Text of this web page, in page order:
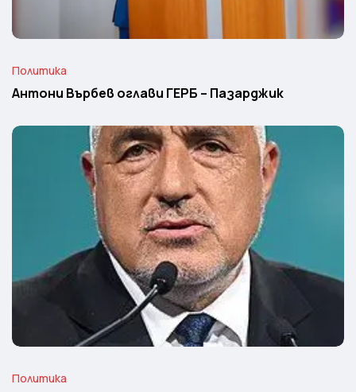
Политика
Антони Върбев оглави ГЕРБ – Пазарджик
Политика